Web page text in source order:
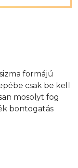
formájú
csak be kell
mosolyt fog
bontogatás